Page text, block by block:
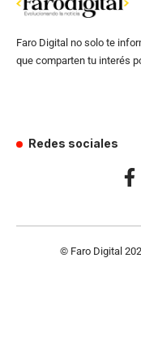
Faro Digital no solo te
que comparten tu interés
Redes sociales
© Faro Digital